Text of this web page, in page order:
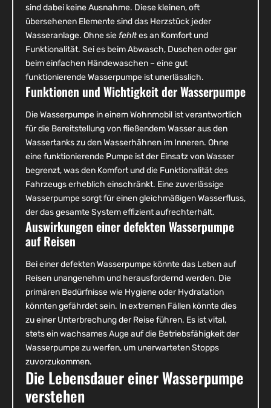
sind dabei keine Ausnahme. Diese kleinen, oft
übersehenen Elemente sind das Herzstück jeder
Wasseranlage. Ohne siefehltes an Komfort und
Funktionalität. Sei es beim Abwasch, Duschen oder gar
beim einfachen Händewaschen – eine gut
funktionierende Wasserpumpe ist unerlässlich.
Funktionen und Wichtigkeit der Wasserpumpe
Die Wasserpumpe in einem Wohnmobil ist verantwortlich
für die Bereitstellung von fließendem Wasser aus den
Wassertanks zu den Wasserhähnen im Inneren. Ohne
eine funktionierende Pumpe ist der Einsatz von Wasser
begrenzt, was den Komfort und die Funktionalität des
Fahrzeugs erheblich einschränkt. Eine zuverlässige
Wasserpumpe sorgt für einen gleichmäßigen Wasserfluss,
der das gesamte System effizient aufrechterhält.
Auswirkungen einer defekten Wasserpumpe
auf Reisen
Bei einer defekten Wasserpumpe könnte das Leben auf
Reisen unangenehm und herausfordernd werden. Die
primären Bedürfnisse wie Hygiene oder Hydratation
könnten gefährdet sein. In extremen Fällen könnte dies
zu einer Unterbrechung der Reise führen. Es ist vital,
stets ein wachsames Auge auf die Betriebsfähigkeit der
Wasserpumpe zu werfen, um unerwarteten Stopps
zuvorzukommen.
Die Lebensdauer einer Wasserpumpe
verstehen